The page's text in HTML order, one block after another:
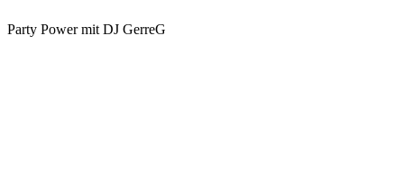
Party Power mit DJ GerreG